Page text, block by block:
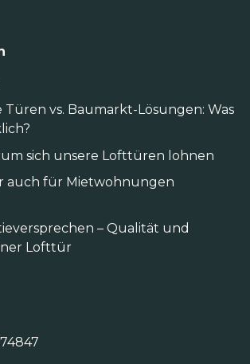
vs. Baumarkt-Lösungen: Was
sich unsere Lofttüren lohnen
auch für Mietwohnungen
– Qualität und
Lofttür